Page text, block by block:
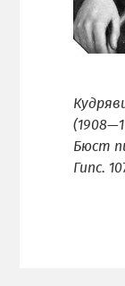
Бюст
Гипс.